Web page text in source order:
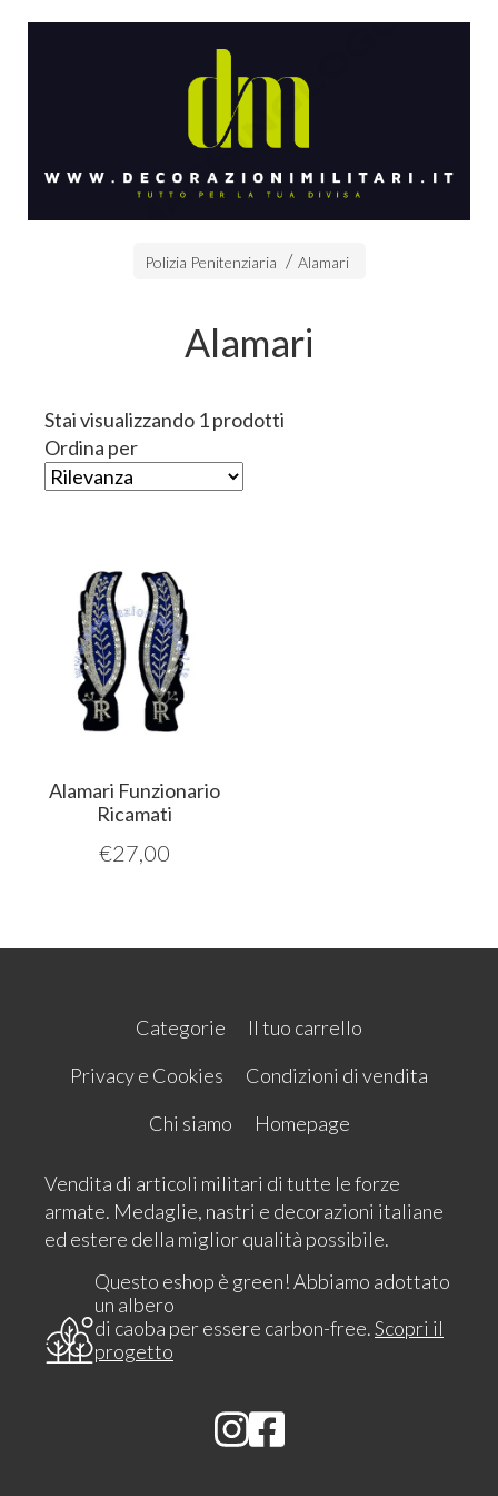
Polizia Penitenziaria Alamari
Alamari
Stai visualizzando 1 prodotti
Ordina per
Alamari Funzionario
Ricamati
€27,00
Categorie
Il tuo carrello
Privacy e Cookies
Condizioni di vendita
Chi siamo
Homepage
Vendita di articoli militari di tutte le forze
armate. Medaglie, nastri e decorazioni italiane
ed estere della miglior qualità possibile.
Questo eshop è green! Abbiamo adottato
un albero
di caoba per essere carbon-free.Scopri il
progetto